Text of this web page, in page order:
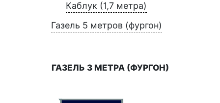
Каблук (1,7 метра)
Газель 5 метров (фургон)
ГАЗЕЛЬ 3 МЕТРА (ФУРГОН)